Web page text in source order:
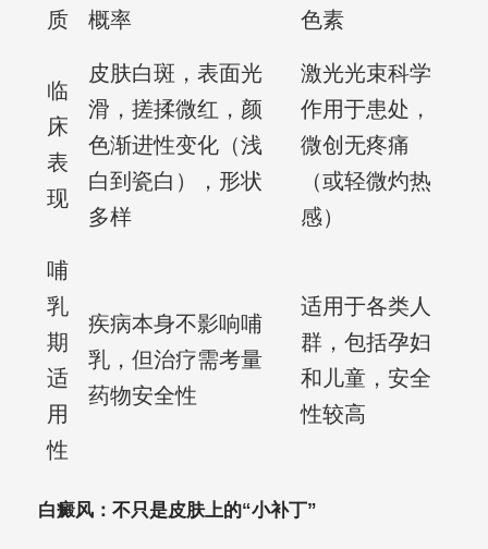
质
概率
色素
临
床
表
现
皮肤白斑，表面光
滑，搓揉微红，颜
色渐进性变化（浅
白到瓷白），形状
多样
激光光束科学
作用于患处，
微创无疼痛
（或轻微灼热
感）
哺
乳
期
适
用
性
疾病本身不影响哺
乳，但治疗需考量
药物安全性
适用于各类人
群，包括孕妇
和儿童，安全
性较高
白癜风：不只是皮肤上的“小补丁”